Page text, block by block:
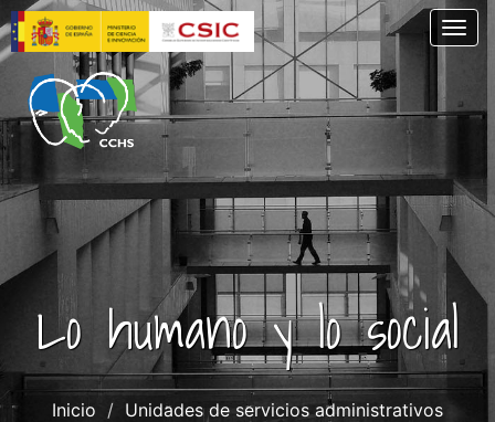
Pasar
al
contenido
principal
Lo humano y lo social
Inicio
Unidades de servicios administrativos